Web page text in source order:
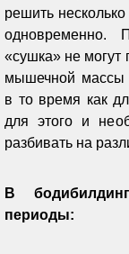
решить
одновременно.
«сушка» не могут
мышечной массы
в то время как
для этого и
разбивать на
В
периоды: